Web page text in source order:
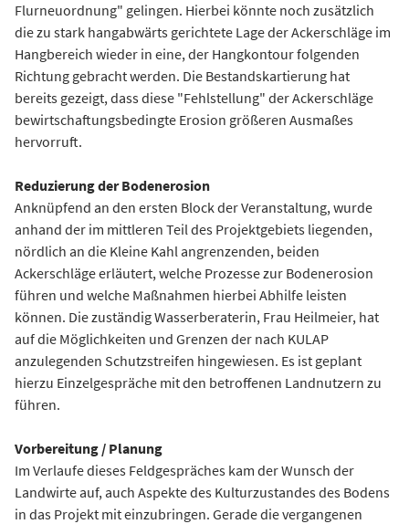
Flurneuordnung" gelingen. Hierbei könnte noch zusätzlich
die zu stark hangabwärts gerichtete Lage der Ackerschläge im
Hangbereich wieder in eine, der Hangkontour folgenden
Richtung gebracht werden. Die Bestandskartierung hat
bereits gezeigt, dass diese "Fehlstellung" der Ackerschläge
bewirtschaftungsbedingte Erosion größeren Ausmaßes
hervorruft.
Reduzierung der Bodenerosion
Anknüpfend an den ersten Block der Veranstaltung, wurde
anhand der im mittleren Teil des Projektgebiets liegenden,
nördlich an die Kleine Kahl angrenzenden, beiden
Ackerschläge erläutert, welche Prozesse zur Bodenerosion
führen und welche Maßnahmen hierbei Abhilfe leisten
können. Die zuständig Wasserberaterin, Frau Heilmeier, hat
auf die Möglichkeiten und Grenzen der nach KULAP
anzulegenden Schutzstreifen hingewiesen. Es ist geplant
hierzu Einzelgespräche mit den betroffenen Landnutzern zu
führen.
Vorbereitung / Planung
Im Verlaufe dieses Feldgespräches kam der Wunsch der
Landwirte auf, auch Aspekte des Kulturzustandes des Bodens
in das Projekt mit einzubringen. Gerade die vergangenen